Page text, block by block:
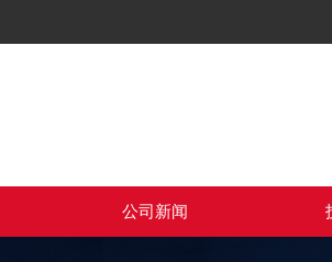
公司新闻